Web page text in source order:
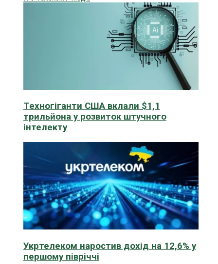
Техногіганти США вклали $1,1
трильйона у розвиток штучного
інтелекту
Укртелеком наростив дохід на 12,6% у
першому півріччі